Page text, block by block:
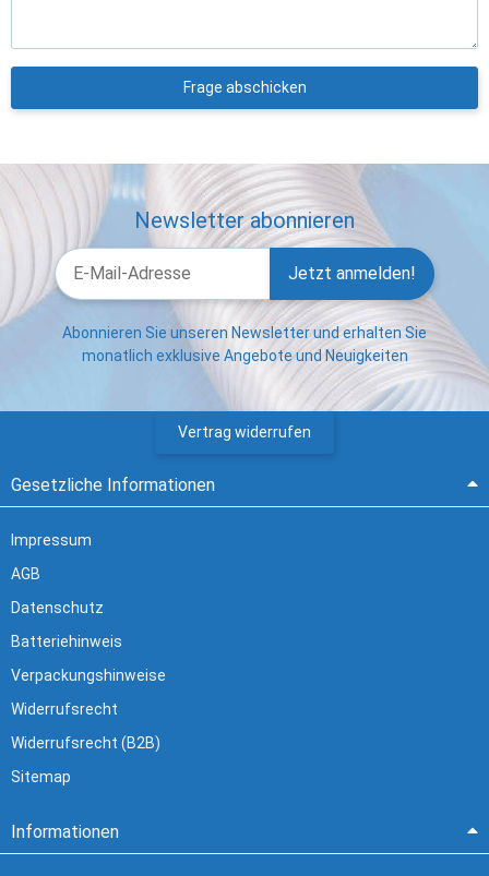
Frage abschicken
Newsletter abonnieren
Jetzt anmelden!
Abonnieren Sie unseren Newsletter und erhalten Sie
monatlich exklusive Angebote und Neuigkeiten
Vertrag widerrufen
Gesetzliche Informationen
Impressum
AGB
Datenschutz
Batteriehinweis
Verpackungshinweise
Widerrufsrecht
Widerrufsrecht (B2B)
Sitemap
Informationen